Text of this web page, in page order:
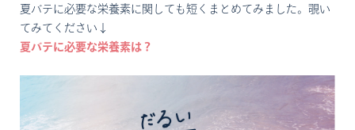
夏バテに必要な栄養素に関しても短くまとめてみました。覗い
てみてください↓
夏バテに必要な栄養素は？